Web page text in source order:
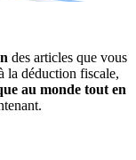
des articles que vous
la déduction fiscale,
au monde tout en